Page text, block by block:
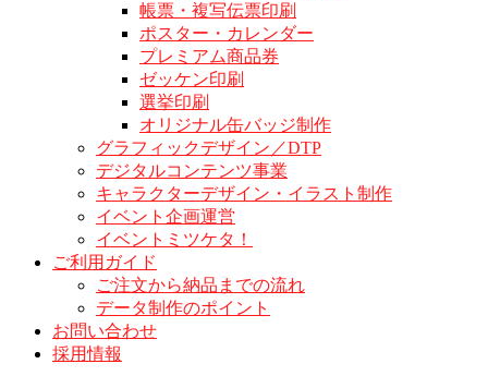
帳票・複写伝票印刷
ポスター・カレンダー
プレミアム商品券
ゼッケン印刷
選挙印刷
オリジナル缶バッジ制作
グラフィックデザイン／DTP
デジタルコンテンツ事業
キャラクターデザイン・イラスト制作
イベント企画運営
イベントミツケタ！
ご利用ガイド
ご注文から納品までの流れ
データ制作のポイント
お問い合わせ
採用情報